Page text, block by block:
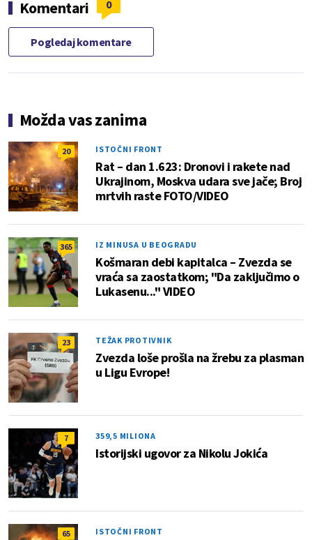
Komentari 0
Pogledaj komentare
Možda vas zanima
20 ISTOČNI FRONT
Rat – dan 1.623: Dronovi i rakete nad
Ukrajinom, Moskva udara sve jače; Broj
mrtvih raste FOTO/VIDEO
365 IZ MINUSA U BEOGRADU
Košmaran debi kapitalca – Zvezda se
vraća sa zaostatkom; "Da zaključimo o
Lukasenu..." VIDEO
23 TEŽAK PROTIVNIK
Zvezda loše prošla na žrebu za plasman
u Ligu Evrope!
7 359,5 MILIONA
Istorijski ugovor za Nikolu Jokića
65 ISTOČNI FRONT